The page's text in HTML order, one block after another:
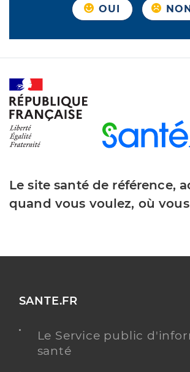
OUI NON
Le site santé de référence,
quand vous voulez, où
SANTE.FR
Le Service public
santé